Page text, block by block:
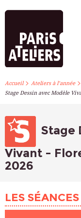
Accueil> Ateliers à l’année>
Stage Dessin avec Modèle
Stage
Vivant -
2026
LES